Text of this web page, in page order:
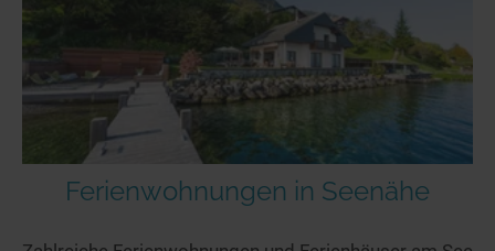
Ferienwohnungen in Seenähe